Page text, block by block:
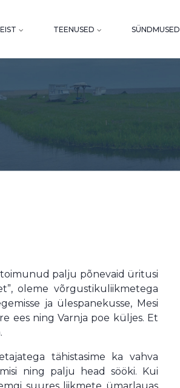
TEENUSED SÜNDMUSED
palju põnevaid üritusi
oleme võrgustikuliikmetega
ja ülespanekusse, Mesi
ees ning Varnja poe küljes. Et
tähistasime ka vahva
ning palju head sööki. Kui